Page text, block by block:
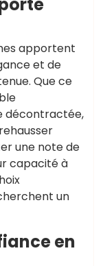
apportent
et de
Que ce
décontractée,
une note de
capacité à
un
en